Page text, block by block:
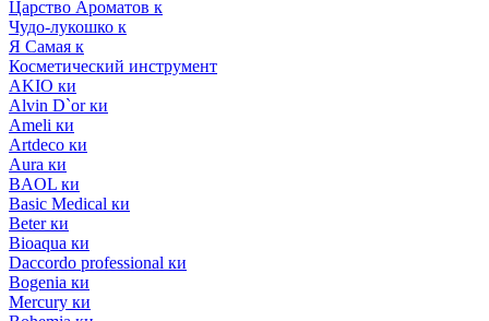
Царство Ароматов к
Чудо-лукошко к
Я Самая к
Косметический инструмент
AKIO ки
Alvin D`or ки
Ameli ки
Artdeco ки
Aura ки
BAOL ки
Basic Medical ки
Beter ки
Bioaqua ки
Daccordo professional ки
Bogenia ки
Mercury ки